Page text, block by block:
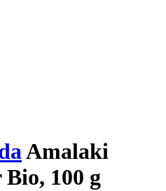
Amalaki
100 g